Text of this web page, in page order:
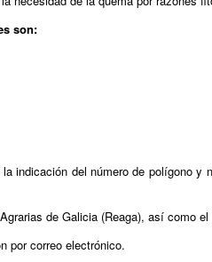
son:
indicación del número de polígono
de Galicia (Reaga), así como
por correo electrónico.